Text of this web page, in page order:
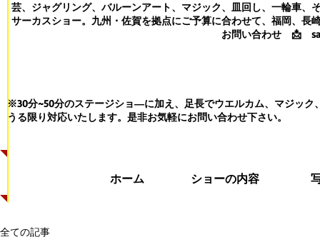
芸、ジャグリング、バルーンアート、マジック、皿回し、一輪車、
サーカスショー。九州・佐賀を拠点にご予算に合わせて、福岡、長
お問い合わせ 📩
※30分~50分のステージショ―に加え、足長でウエルカム、マジック
うる限り対応いたします。 是非お気軽にお問い合わせ下さい。
ホーム ショーの内容
全ての記事